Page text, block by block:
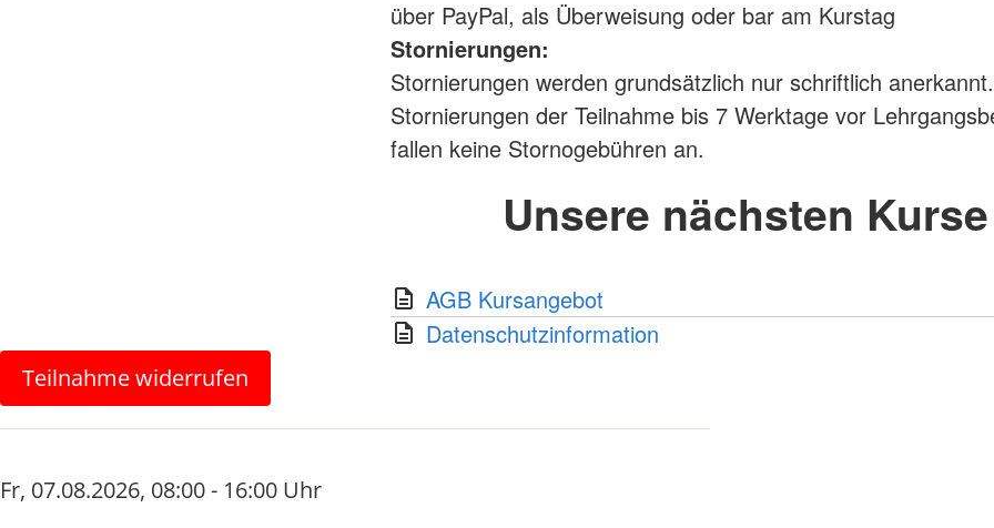
über PayPal, als Überweisung oder bar am Kurstag
Stornierungen:
Stornierungen werden grundsätzlich nur schriftlich
Stornierungen der Teilnahme bis 7 Werktage vor
fallen keine Stornogebühren an.
Unsere nächsten Kurse
AGB Kursangebot
Datenschutzinformation
Teilnahme widerrufen
Fr, 07.08.2026, 08:00 - 16:00 Uhr